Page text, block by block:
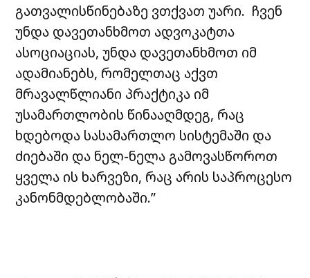
გათვალისწინებაზე ვთქვათ უარი. ჩვენ
უნდა დავეთანხმოთ ადვოკატთა
ასოციაციას, უნდა დავეთანხმოთ იმ
ადამიანებს, რომელთაც აქვთ
მრავალწლიანი პრაქტიკა იმ
უსამართლობის წინააღმდეგ, რაც
ხდებოდა სასამართლო სისტემაში და
ძიებაში და ნელ-ნელა გამოვასწოროთ
ყველა ის ხარვეზი, რაც არის საპროცესო
კანონმდებლობაში.”